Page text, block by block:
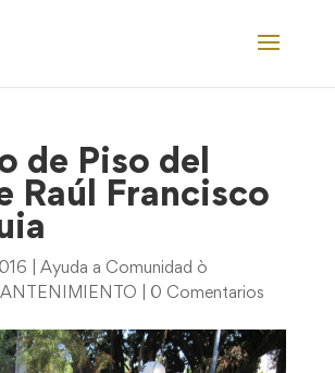
de Piso del
Raúl Francisco
Ayuda a Comunidad ò
0 Comentarios